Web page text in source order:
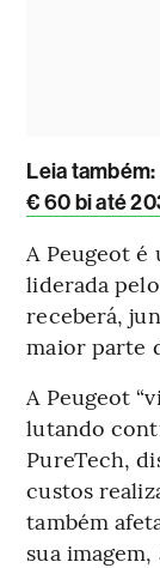
Leia também:
€ 60 bi até
A Peugeot é
liderada
receberá,
maior parte
A Peugeot
lutando
PureTech,
custos
também
sua